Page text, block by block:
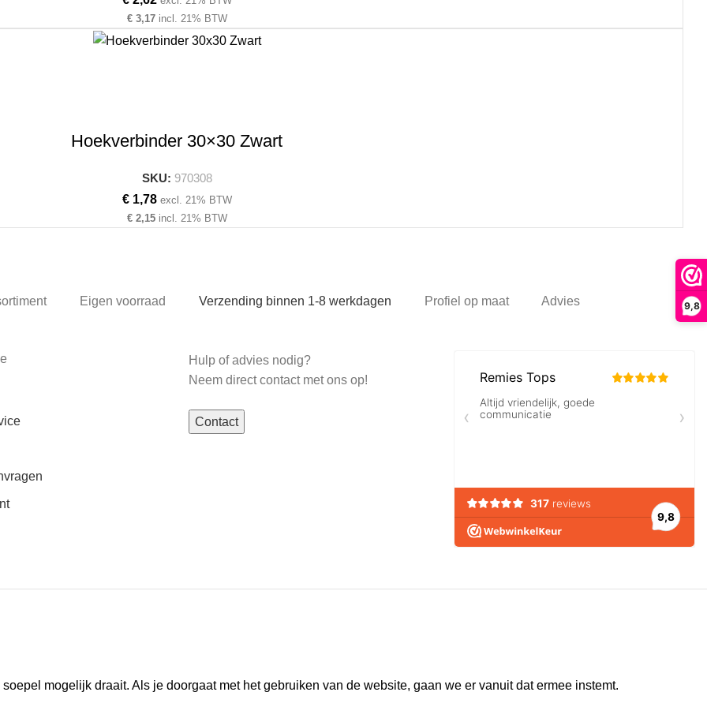
9,8
€3,17incl. 21% BTW
Hoekverbinder 30×30 Zwart
SKU: 970308
€1,78 excl. 21% BTW
€2,15incl. 21% BTW
Eigen voorraad Verzending binnen 1-8 werkdagen Profiel op maat Advies
Hulp of advies nodig?
Neem direct contact met ons op!
Contact
mogelijk draait. Als je doorgaat met het gebruiken van de website, gaan we er vanuit dat ermee instemt.